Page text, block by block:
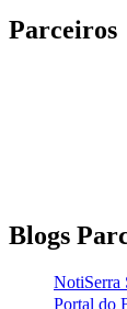
Parceiros
Blogs
NotiSerra
Portal do